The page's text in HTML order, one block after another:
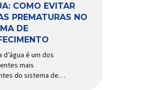
COMO EVITAR
PREMATURAS NO
DE
d’água é um dos
mais
do sistema de